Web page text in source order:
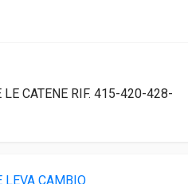
LE CATENE RIF. 415-420-428-